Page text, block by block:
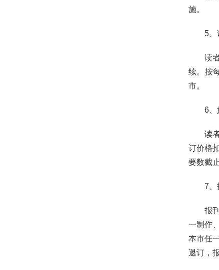
施。
5、读
读者
续。按
市。
6、如
读者
订价格
要数截
7、报
报刊
一制作
本市任
退订，